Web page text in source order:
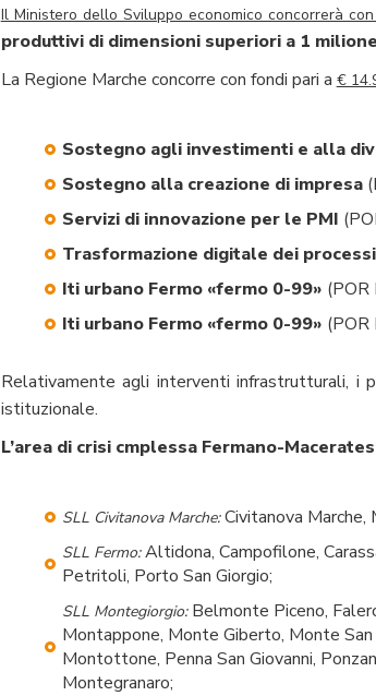
Il Ministero dello Sviluppo economico concorrerà
produttivi di dimensioni superiori a 1
La Regione Marche concorre con fondi pari a €
Sostegno agli investimenti e alla
Sostegno alla creazione di impresa
Servizi di innovazione per le PMI
Trasformazione digitale dei
Iti urbano Fermo «fermo 0-99»
Iti urbano Fermo «fermo 0-99»
Relativamente agli interventi infrastrutturali, i
istituzionale.
L’area di crisi cmplessa Fermano-
SLL Civitanova Marche:Civitanova Marche,
SLL Fermo:Altidona, Campofilone,
Petritoli, Porto San Giorgio;
SLL Montegiorgio:Belmonte Piceno,
Montappone, Monte Giberto, Monte
Montottone, Penna San Giovanni,
Montegranaro;